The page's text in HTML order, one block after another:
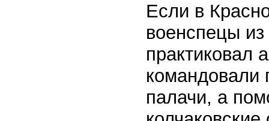
Если в
военспецы
практиковал
палачи, а